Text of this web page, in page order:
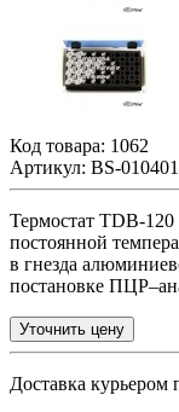
Код товара: 1062
Артикул: BS-
Термостат TDB-120
постоянной
в гнезда
постановке
Уточнить цену
Доставка